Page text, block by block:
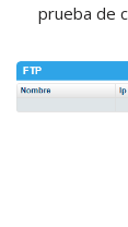
prueba de